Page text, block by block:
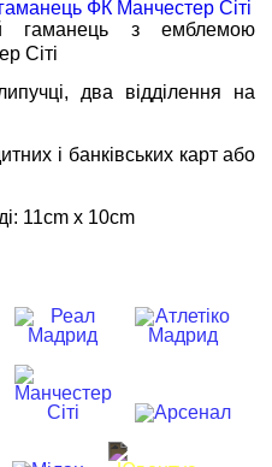
гаманець з емблемою
Сіті
два відділення на
і банківських карт або
11cm x 10cm